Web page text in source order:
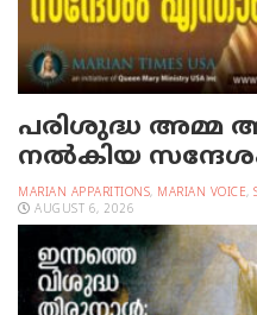
പരിശുദ്ധ അമ്മ
നല്‍കിയ
MARIAN APPARITIONS, MARIAN VOICE,
AUGUST 6, 2026